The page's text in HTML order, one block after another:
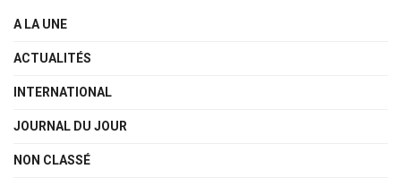
A LA UNE
ACTUALITÉS
INTERNATIONAL
JOURNAL DU JOUR
NON CLASSÉ